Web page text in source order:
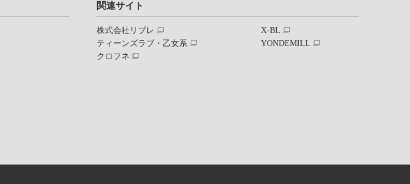
関連サイト
株式会社リブレ
ティーンズラブ・乙女系
クロフネ
X-BL
YONDEMILL